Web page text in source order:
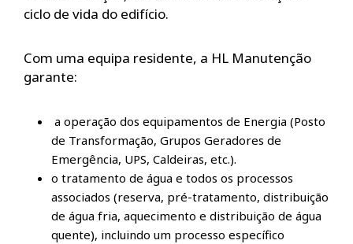
ciclo de vida do edifício.
Com uma equipa residente, a HL Manutenção
garante:
a operação dos equipamentos de Energia (Posto
de Transformação, Grupos Geradores de
Emergência, UPS, Caldeiras, etc.).
o tratamento de água e todos os processos
associados (reserva, pré-tratamento, distribuição
de água fria, aquecimento e distribuição de água
quente), incluindo um processo específico